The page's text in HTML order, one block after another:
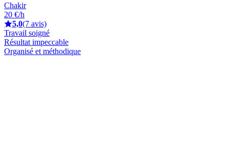
Chakir
20 €/h
5,0(7 avis)
Travail soigné
Résultat impeccable
Organisé et méthodique